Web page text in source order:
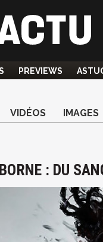
PREVIEWS
VIDÉOS IMAGES
: DU